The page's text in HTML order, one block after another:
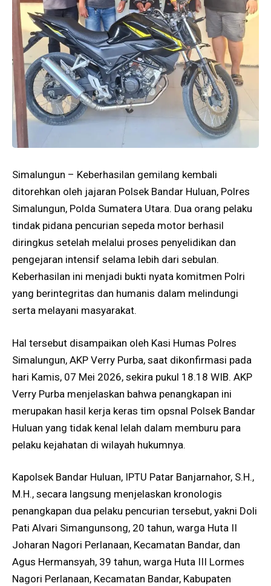
Simalungun – Keberhasilan gemilang kembali
ditorehkan oleh jajaran Polsek Bandar Huluan, Polres
Simalungun, Polda Sumatera Utara. Dua orang pelaku
tindak pidana pencurian sepeda motor berhasil
diringkus setelah melalui proses penyelidikan dan
pengejaran intensif selama lebih dari sebulan.
Keberhasilan ini menjadi bukti nyata komitmen Polri
yang berintegritas dan humanis dalam melindungi
serta melayani masyarakat.
Hal tersebut disampaikan oleh Kasi Humas Polres
Simalungun, AKP Verry Purba, saat dikonfirmasi pada
hari Kamis, 07 Mei 2026, sekira pukul 18.18 WIB. AKP
Verry Purba menjelaskan bahwa penangkapan ini
merupakan hasil kerja keras tim opsnal Polsek Bandar
Huluan yang tidak kenal lelah dalam memburu para
pelaku kejahatan di wilayah hukumnya.
Kapolsek Bandar Huluan, IPTU Patar Banjarnahor, S.H.,
M.H., secara langsung menjelaskan kronologis
penangkapan dua pelaku pencurian tersebut, yakni Doli
Pati Alvari Simangunsong, 20 tahun, warga Huta II
Joharan Nagori Perlanaan, Kecamatan Bandar, dan
Agus Hermansyah, 39 tahun, warga Huta III Lormes
Nagori Perlanaan, Kecamatan Bandar, Kabupaten